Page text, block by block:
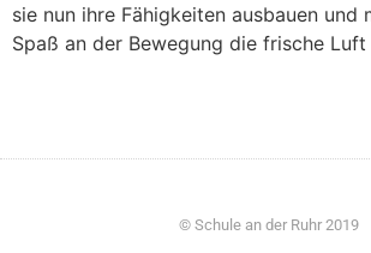
sie nun ihre Fähigkeiten ausbauen und
Spaß an der Bewegung die frische Luft
© Schule an der Ruhr 2019